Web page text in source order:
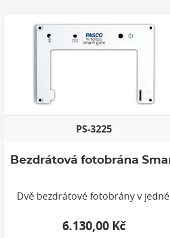
PS-3225
Bezdrátová fotobrána
Dvě bezdrátové fotobrány v
6.130,00 Kč